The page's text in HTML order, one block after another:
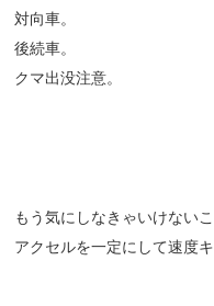
対向車。
後続車。
クマ出没注意。
もう気にしなきゃいけない
アクセルを一定にして速度